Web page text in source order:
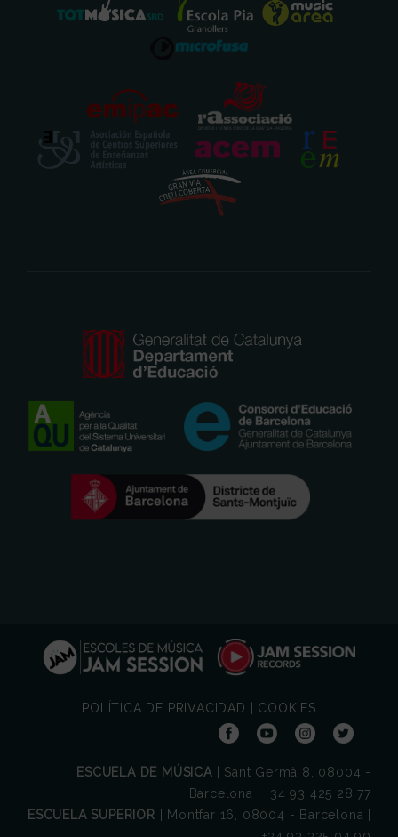
POLÍTICA DE PRIVACIDAD COOKIES
ESCUELA DE MÚSICA | Sant Germà 8, 08004 -
Barcelona | +34 93 425 28 77
ESCUELA SUPERIOR | Montfar 16, 08004 - Barcelona |